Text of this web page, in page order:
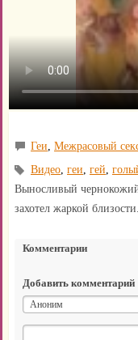
Геи, Межрасовый
Видео, геи, гей,
Выносливый чернокожий
захотел жаркой близости.
Комментарии
Добавить комментарий